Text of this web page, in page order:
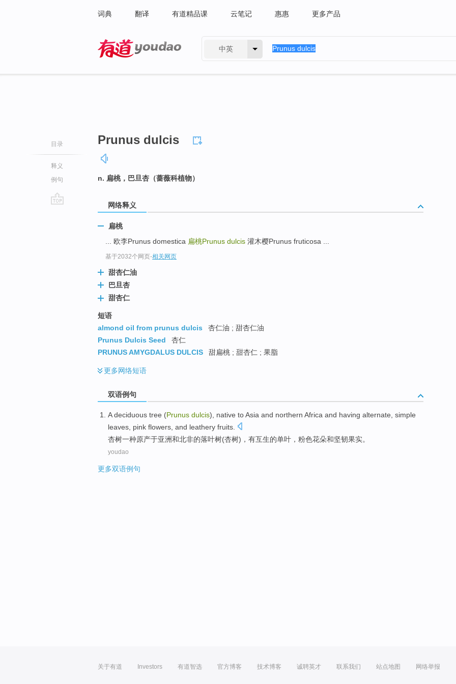
词典 翻译 有道精品课 云笔记 惠惠 更多产品
中英
目录
释义
例句
Prunus dulcis
n. 扁桃，巴旦杏（蔷薇科植物）
网络释义
扁桃
... 欧李Prunus domestica 扁桃Prunus dulcis 灌木樱Prunus fruticosa ...
基于2032个网页-相关网页
甜杏仁油
巴旦杏
甜杏仁
短语
almond oil from prunus dulcis
杏仁油 ; 甜杏仁油
Prunus Dulcis Seed
杏仁
PRUNUS AMYGDALUS DULCIS
甜扁桃 ; 甜杏仁 ; 果脂
更多网络短语
双语例句
A deciduous tree (Prunus dulcis), native toAsia and northern Africa and having alternate simple
leaves, pink flowers and leathery fruits
杏树一种原产于亚洲和北非的落叶树(杏树)， 有互生的单叶 ， 粉色花朵和坚韧果实。
youdao
更多双语例句
关于有道 Investors 有道智选 官方博客 技术博客 诚聘英才 联系我们 站点地图 网络举报